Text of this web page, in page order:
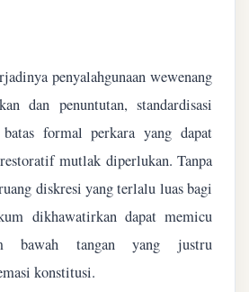
penyalahgunaan wewenang
dan penuntutan, standardisasi
formal perkara yang dapat
mutlak diperlukan. Tanpa
diskresi yang terlalu luas bagi
dikhawatirkan dapat memicu
bawah tangan yang justru
konstitusi.